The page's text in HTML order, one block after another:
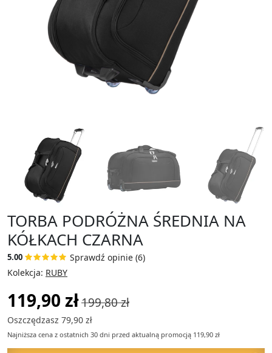
TORBA PODRÓŻNA ŚREDNIA NA
KÓŁKACH CZARNA
5.00
Sprawdź opinie (6)
Kolekcja: RUBY
119,90 zł199,80 zł
Oszczędzasz 79,90 zł
Najniższa cena z ostatnich 30 dni przed aktualną promocją 119,90 zł